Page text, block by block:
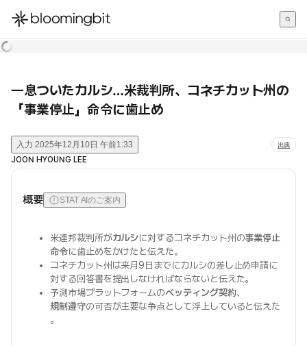
한국어
一息ついたカルシ…米裁判所、コネチカット州の
「事業停止」命令に歯止め
入力 2025年12月10日 午前1:33 出典
JOON HYOUNG LEE
概要 STAT AIのご案内
米連邦裁判所がカルシに対するコネチカット州の事業停止
命令に歯止めをかけたと伝えた。
コネチカット州は来月9日までにカルシの差し止め申請に
対する回答書を提出しなければならないと伝えた。
予測市場プラットフォームのベッティング契約、
規制遵守の可否が主要な争点として浮上していると伝えた
。